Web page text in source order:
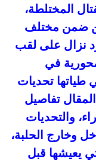
المختلطة،
ضمن مختلف
نزال على لقب
في
طياتها تحديات
تفاصيل
والتحديات
وخارج الحلبة،
يعيشها قبل